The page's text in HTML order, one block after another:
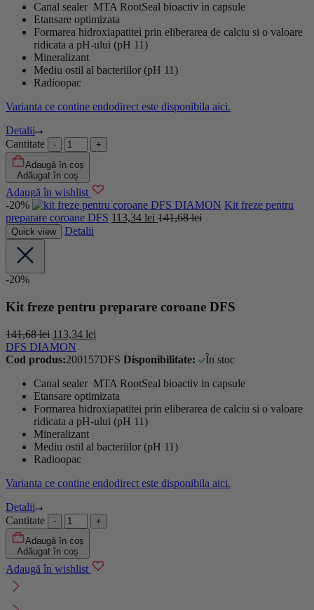
Canal sealer MTA RootSeal bioactiv in capsule
Etansare optimizata
Formarea hidroxiapatitei prin eliberarea de calciu si o valoare
ridicata a pH-ului (pH 11)
Mineralizant
Mediu ostil al bacteriilor (pH 11)
Radioopac
Varianta ce contine endodirect este disponibila aici.
Detalii
Cantitate
Adaugă în coș
Adăugat în coș
Adaugă în wishlist
-20%
DFS DIAMON Kit freze pentru
preparare coroane DFS 113,34 lei 141,68lei
Quick view Detalii
-20%
Kit freze pentru preparare coroane DFS
141,68lei 113,34 lei
DFS DIAMON
Cod produs:200157DFS Disponibilitate:
În stoc
Canal sealer MTA RootSeal bioactiv in capsule
Etansare optimizata
Formarea hidroxiapatitei prin eliberarea de calciu si o valoare
ridicata a pH-ului (pH 11)
Mineralizant
Mediu ostil al bacteriilor (pH 11)
Radioopac
Varianta ce contine endodirect este disponibila aici.
Detalii
Cantitate
Adaugă în coș
Adăugat în coș
Adaugă în wishlist